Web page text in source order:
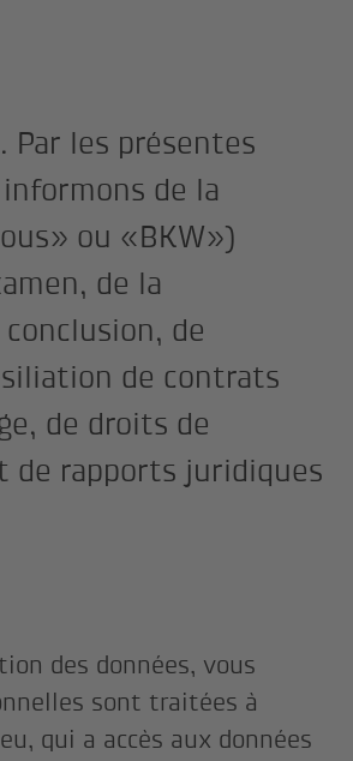
Par les présentes
de la
ou «BKW»)
de la
de
de contrats
de droits de
de rapports juridiques
des données, vous
sont traitées à
qui a accès aux données